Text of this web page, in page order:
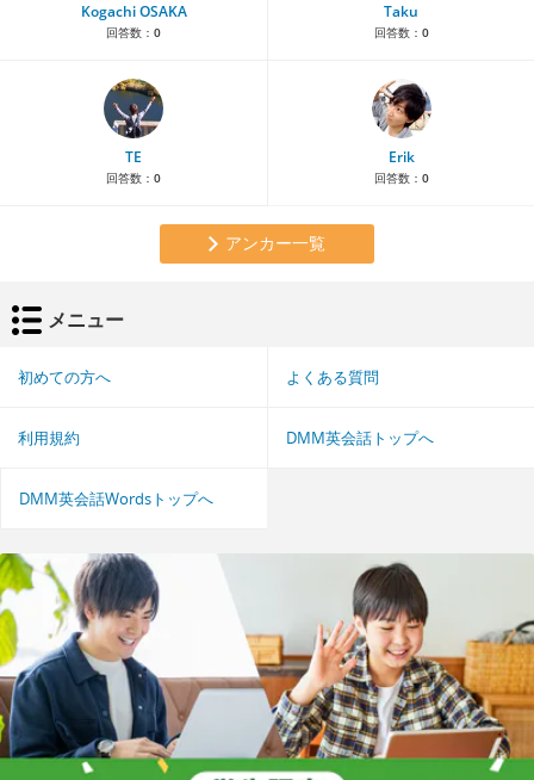
Kogachi OSAKA
回答数： 0
Taku
回答数： 0
TE
回答数： 0
Erik
回答数： 0
アンカー一覧
メニュー
初めての方へ よくある質問
利用規約 DMM英会話トップへ
DMM英会話Wordsトップへ